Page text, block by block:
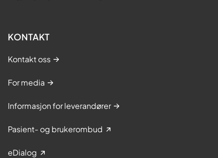
KONTAKT
Kontakt oss
For media
Informasjon for leverandører
Pasient- og brukerombud
eDialog